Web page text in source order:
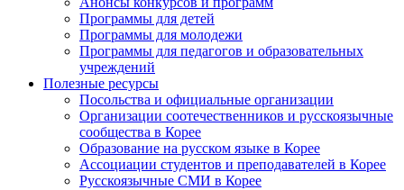
Программы для детей
Программы для молодежи
Программы для педагогов и образовательных
учреждений
Полезные ресурсы
Посольства и официальные организации
Организации соотечественников и русскоязычные
сообщества в Корее
Образование на русском языке в Корее
Ассоциации студентов и преподавателей в Корее
Русскоязычные СМИ в Корее